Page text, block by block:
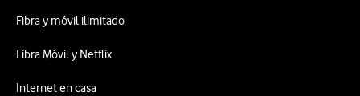
Fibra y móvil ilimitado
Fibra Móvil y Netflix
Internet en casa